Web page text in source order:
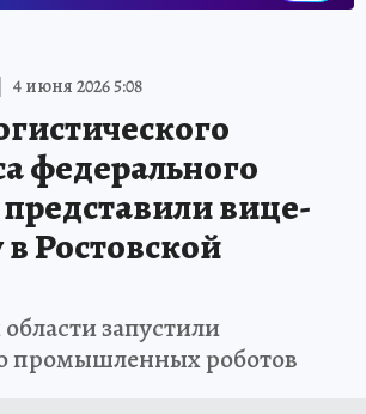
4 июня 2026 5:08
федерального
вице-
Ростовской
запустили
промышленных роботов